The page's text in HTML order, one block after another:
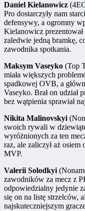
Daniel Kielanowicz
Pro dostarczyły nam
defensywy, a ogromny
Kielanowicz prezentował
zaledwie jedną bramkę,
zawodnika spotkania.
Maksym Vaseyko (Top
miała większych
spadkowej OVB, a
Vaseyko. Brał on udział
bez wątpienia sprawiał
Nikita Malinovskyi
swoich rywali w
wyróżnionych za ten
raz, ale zaliczył aż osiem
MVP.
Valerii Solodkyi
zawodników za mecz z
odpowiedzialny jedynie
się on na listę strzelców,
najskuteczniejszym